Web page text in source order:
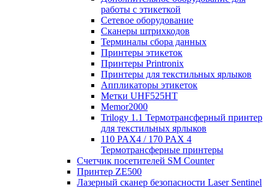
работы с этикеткой
Сетевое оборудование
Сканеры штрихкодов
Терминалы сбора данных
Принтеры этикеток
Принтеры Printronix
Принтеры для текстильных ярлыков
Аппликаторы этикеток
Метки UHF525HT
Memor2000
Trilogy 1.1 Термотрансферный принтер
для текстильных ярлыков
110 PAX4 / 170 PAX 4
Термотрансферные принтеры
Счетчик посетителей SM Counter
Принтер ZE500
Лазерный сканер безопасности Laser Sentinel